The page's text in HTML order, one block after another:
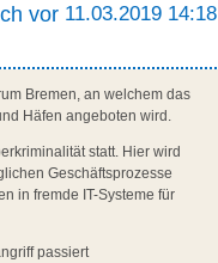
11.03.2019 14:18
vor
Bremen, an welchem das
Häfen angeboten wird.
statt. Hier wird
Geschäftsprozesse
in fremde IT-Systeme für
passiert